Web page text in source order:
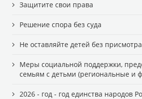
Защитите свои права
Решение спора без суда
Не оставляйте детей без
Меры социальной поддержки,
семьям с детьми (региональные и
2026 - год - год единства народов